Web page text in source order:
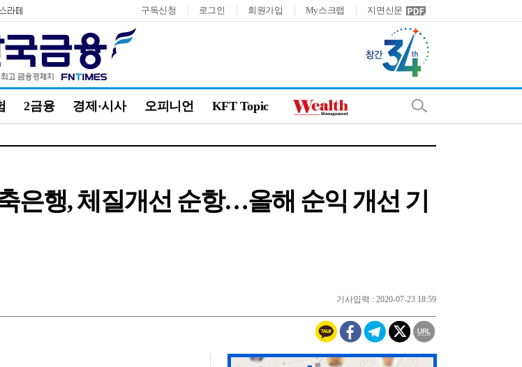
구독신청 로그인 회원가입 My스크랩 지면신문
2금융 경제·시사 오피니언 KFT Topic
은행, 체질개선 순항…올해 순익 개선 기
기사입력 : 2020-07-23 18:59